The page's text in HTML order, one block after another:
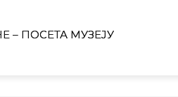
– ПОСЕТА МУЗЕЈУ